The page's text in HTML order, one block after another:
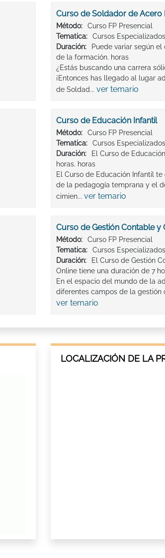
Curso de Soldador de
Método:
Curso FP Presencial
Tematica:
Cursos Especializados
Duración:
Puede variar según
de la formación. horas
¿Estás buscando una carrera
¡Entonces has llegado al lugar
de Soldad... ver temario
Curso de Educación Infantil
Método:
Curso FP Presencial
Tematica:
Cursos Especializados
Duración:
El Curso de
horas. horas
El Curso de Educación Infantil
de la pedagogía temprana y el
cimien... ver temario
Curso de Gestión Contable
Método:
Curso FP Presencial
Tematica:
Cursos Especializados
Duración:
El Curso de Gestión
Online tiene una duración de 7
En el espacio del mundo de la
diferentes campos de la gestión
ver temario
LOCALIZACIÓN DE LA